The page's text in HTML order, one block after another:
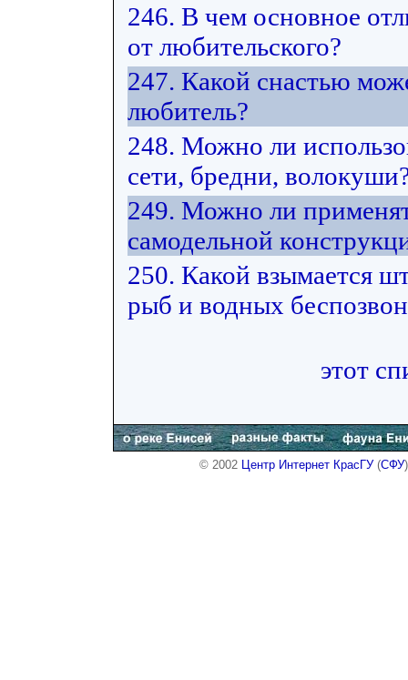
246. В чем основное
от любительского?
247. Какой снастью
любитель?
248. Можно ли
сети, бредни,
249. Можно ли
самодельной
250. Какой взымается
рыб и водных
этот
© 2002 Центр Интернет КрасГУ(СФУ